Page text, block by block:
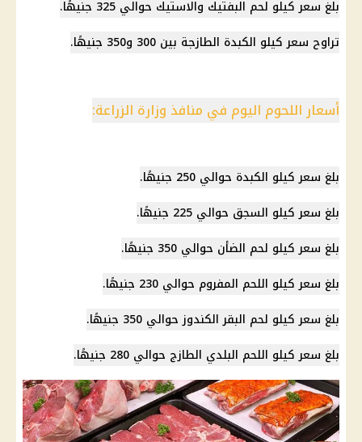
بلغ سعر كيلو لحم البفتيك والاستيك حوالي 325 جنيهًا.
تراوح سعر كيلو الكبدة الطازجة بين 300 و350 جنيهًا.
أسعار اللحوم اليوم في منافذ وزارة الزراعة:
بلغ سعر كيلو الكبدة حوالي 250 جنيهًا.
بلغ سعر كيلو السجق حوالي 225 جنيهًا.
بلغ سعر كيلو لحم الضأن حوالي 350 جنيهًا.
بلغ سعر كيلو اللحم المفروم حوالي 230 جنيهًا.
بلغ سعر كيلو لحم البقر الكندوز حوالي 350 جنيهًا.
بلغ سعر كيلو اللحم البلدي الطازج حوالي 280 جنيهًا.